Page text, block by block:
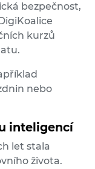
bezpečnost,
kurzů
nebo
inteligencí
let stala
života.